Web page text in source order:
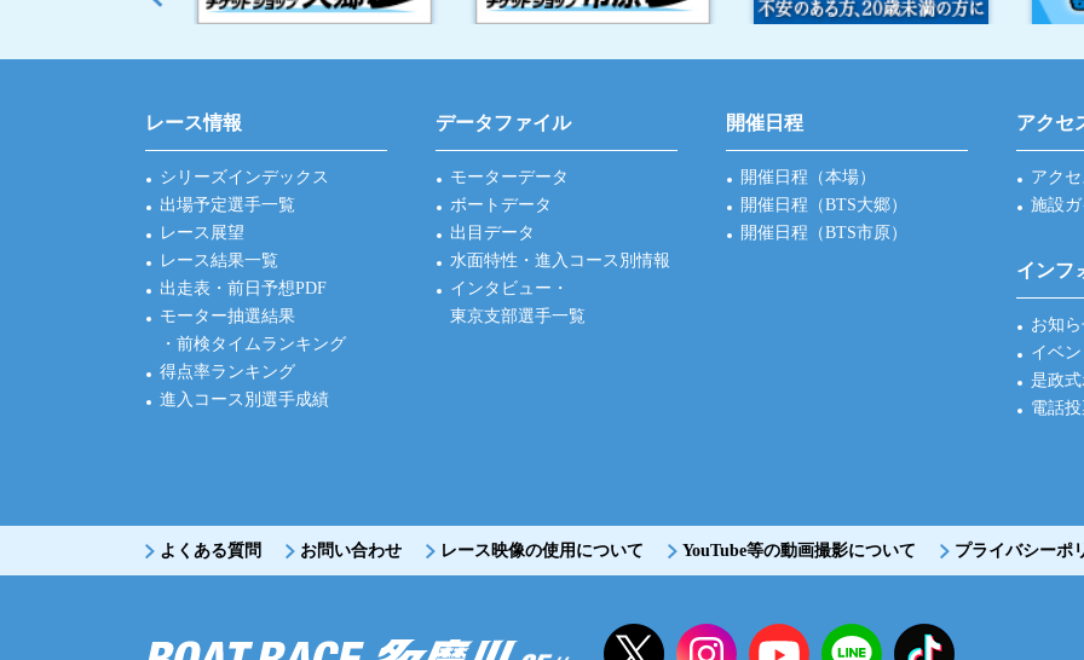
レース情報
シリーズインデックス
出場予定選手一覧
レース展望
レース結果一覧
出走表・前日予想PDF
モーター抽選結果
・前検タイムランキング
得点率ランキング
進入コース別選手成績
データファイル
モーターデータ
ボートデータ
出目データ
水面特性・進入コース別情報
インタビュー・
東京支部選手一覧
開催日程
開催日程（本場）
開催日程（BTS大郷）
開催日程（BTS市原）
アクセ
アクセ
施設ガ
インフ
お知
イベ
是政
電話
よくある質問 お問い合わせ レース映像の使用について YouTube等の動画撮影について プライバシーポ